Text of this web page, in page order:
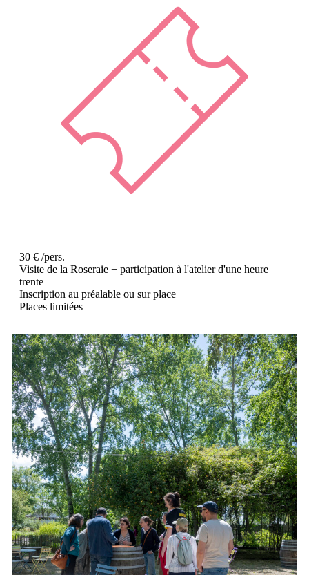
30 € /pers.
Visite de la Roseraie + participation à l'atelier d'une heure
trente
Inscription au préalable ou sur place
Places limitées